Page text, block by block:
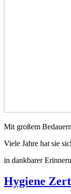
Mit großem
Viele Jahre hat sie
in dankbarer
Hygiene